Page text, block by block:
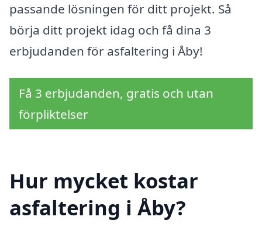
passande lösningen för ditt projekt. Så
börja ditt projekt idag och få dina 3
erbjudanden för asfaltering i Åby!
Få 3 erbjudanden, gratis och utan
förpliktelser
Hur mycket kostar
asfaltering i Åby?